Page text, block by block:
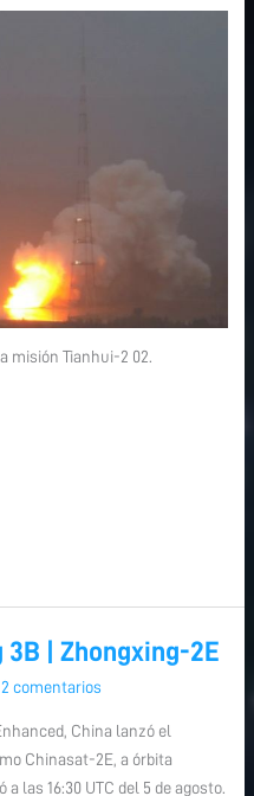
misión Tianhui-2 02.
3B | Zhongxing-2E
2 comentarios
China lanzó el
Chinasat-2E, a órbita
las 16:30 UTC del 5 de agosto.